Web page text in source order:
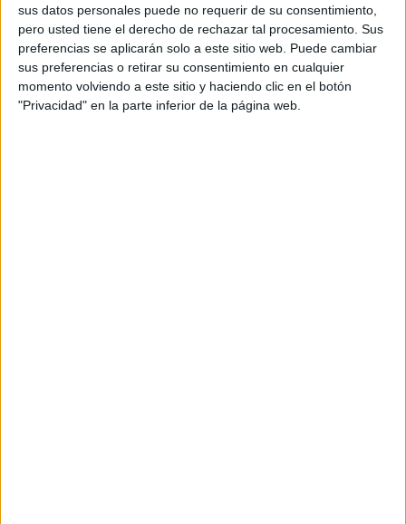
sus datos personales puede no requerir de su consentimiento,
pero usted tiene el derecho de rechazar tal procesamiento. Sus
preferencias se aplicarán solo a este sitio web. Puede cambiar
sus preferencias o retirar su consentimiento en cualquier
momento volviendo a este sitio y haciendo clic en el botón
"Privacidad" en la parte inferior de la página web.